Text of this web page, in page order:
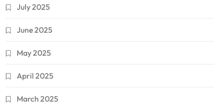
July 2025
June 2025
May 2025
April 2025
March 2025